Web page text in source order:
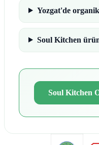
Yozgat'de
Soul Kitchen
Soul Kitchen